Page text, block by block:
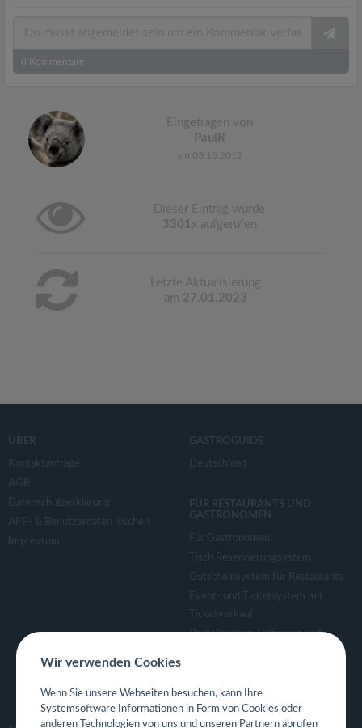
0 Kommentare
Eingetragen von
PaulR
am 03.10.2012
Dieser Eintrag wurde
3301 x aufgerufen
Letzte Aktualisierung
am 27.01.2023
ÜBER
Kontaktanfrage
AGB
Datenschutzerklärung
APP- & Benutzerdaten löschen
Impressum
GASTROGUIDE
Deutschland
FÜR RESTAURANTS UND
GASTRONOMEN
Für Gastronomen
Tisch Reservierungsystem
Gutscheinsystem für Restaurants
Event- und Ticketsystem mit
Ticketverkauf
Bestellsystem Lieferung und
Eigene App für Restaurant
Wir verwenden Cookies
Wenn Sie unsere Webseiten besuchen, kann Ihre
Systemsoftware Informationen in Form von Cookies oder
anderen Technologien von uns und unseren Partnern abrufen